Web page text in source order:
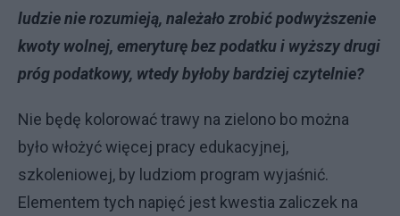
ludzie nie rozumieją, należało zrobić podwyższenie
kwoty wolnej, emeryturę bez podatku i wyższy drugi
próg podatkowy, wtedy byłoby bardziej czytelnie?
Nie będę kolorować trawy na zielono bo można
było włożyć więcej pracy edukacyjnej,
szkoleniowej, by ludziom program wyjaśnić.
Elementem tych napięć jest kwestia zaliczek na